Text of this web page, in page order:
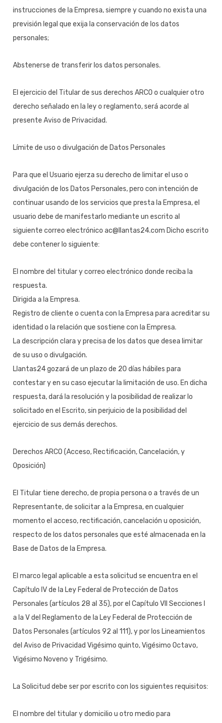
instrucciones de la Empresa, siempre y cuando no exista una
previsión legal que exija la conservación de los datos
personales;
Abstenerse de transferir los datos personales.
El ejercicio del Titular de sus derechos ARCO o cualquier otro
derecho señalado en la ley o reglamento, será acorde al
presente Aviso de Privacidad.
Límite de uso o divulgación de Datos Personales
Para que el Usuario ejerza su derecho de limitar el uso o
divulgación de los Datos Personales, pero con intención de
continuar usando de los servicios que presta la Empresa, el
usuario debe de manifestarlo mediante un escrito al
siguiente correo electrónico ac@llantas24.com Dicho escrito
debe contener lo siguiente:
El nombre del titular y correo electrónico donde reciba la
respuesta.
Dirigida a la Empresa.
Registro de cliente o cuenta con la Empresa para acreditar su
identidad o la relación que sostiene con la Empresa.
La descripción clara y precisa de los datos que desea limitar
de su uso o divulgación.
Llantas24 gozará de un plazo de 20 días hábiles para
contestar y en su caso ejecutar la limitación de uso. En dicha
respuesta, dará la resolución y la posibilidad de realizar lo
solicitado en el Escrito, sin perjuicio de la posibilidad del
ejercicio de sus demás derechos.
Derechos ARCO (Acceso, Rectificación, Cancelación, y
Oposición)
El Titular tiene derecho, de propia persona o a través de un
Representante, de solicitar a la Empresa, en cualquier
momento el acceso, rectificación, cancelación u oposición,
respecto de los datos personales que esté almacenada en la
Base de Datos de la Empresa.
El marco legal aplicable a esta solicitud se encuentra en el
Capítulo IV de la Ley Federal de Protección de Datos
Personales (artículos 28 al 35), por el Capítulo VII Secciones I
a la V del Reglamento de la Ley Federal de Protección de
Datos Personales (artículos 92 al 111), y por los Lineamientos
del Aviso de Privacidad Vigésimo quinto, Vigésimo Octavo,
Vigésimo Noveno y Trigésimo.
La Solicitud debe ser por escrito con los siguientes requisitos:
El nombre del titular y domicilio u otro medio para